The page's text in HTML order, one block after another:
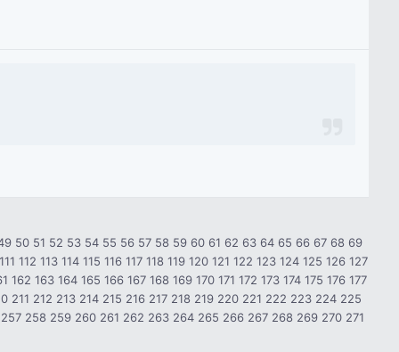
50 51 52 53 54 55 56 57 58 59 60 61 62 63 64 65 66 67 68 69
111 112 113 114 115 116 117 118 119 120 121 122 123 124 125 126 127
162 163 164 165 166 167 168 169 170 171 172 173 174 175 176 177
211 212 213 214 215 216 217 218 219 220 221 222 223 224 225
257 258 259 260 261 262 263 264 265 266 267 268 269 270 271